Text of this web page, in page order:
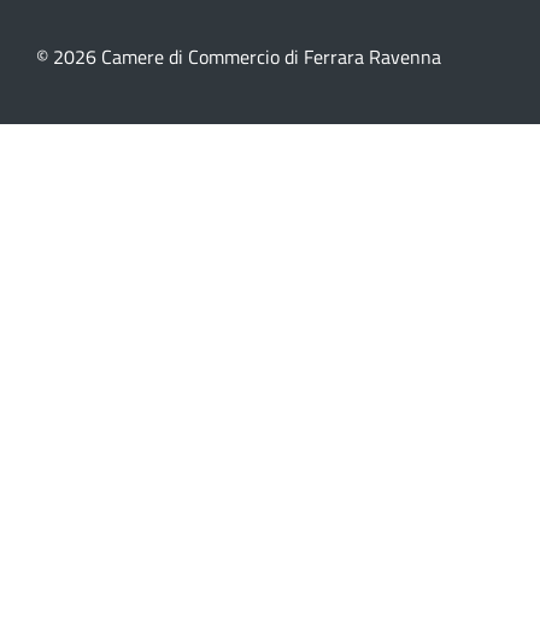
© 2026 Camere di Commercio di Ferrara Ravenna